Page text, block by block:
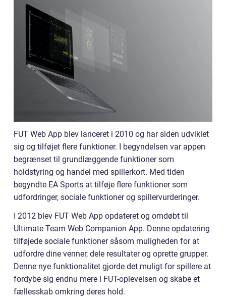
FUT Web App blev lanceret i 2010 og har siden udviklet
sig og tilføjet flere funktioner. I begyndelsen var appen
begrænset til grundlæggende funktioner som
holdstyring og handel med spillerkort. Med tiden
begyndte EA Sports at tilføje flere funktioner som
udfordringer, sociale funktioner og spillervurderinger.
I 2012 blev FUT Web App opdateret og omdøbt til
Ultimate Team Web Companion App. Denne opdatering
tilføjede sociale funktioner såsom muligheden for at
udfordre dine venner, dele resultater og oprette grupper.
Denne nye funktionalitet gjorde det muligt for spillere at
fordybe sig endnu mere i FUT-oplevelsen og skabe et
fællesskab omkring deres hold.